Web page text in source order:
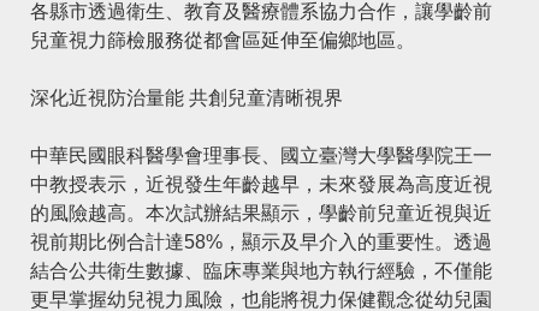
各縣市透過衛生、教育及醫療體系協力合作，讓學齡前
兒童視力篩檢服務從都會區延伸至偏鄉地區。
深化近視防治量能 共創兒童清晰視界
中華民國眼科醫學會理事長、國立臺灣大學醫學院王一
中教授表示，近視發生年齡越早，未來發展為高度近視
的風險越高。本次試辦結果顯示，學齡前兒童近視與近
視前期比例合計達58%，顯示及早介入的重要性。透過
結合公共衛生數據、臨床專業與地方執行經驗，不僅能
更早掌握幼兒視力風險，也能將視力保健觀念從幼兒園